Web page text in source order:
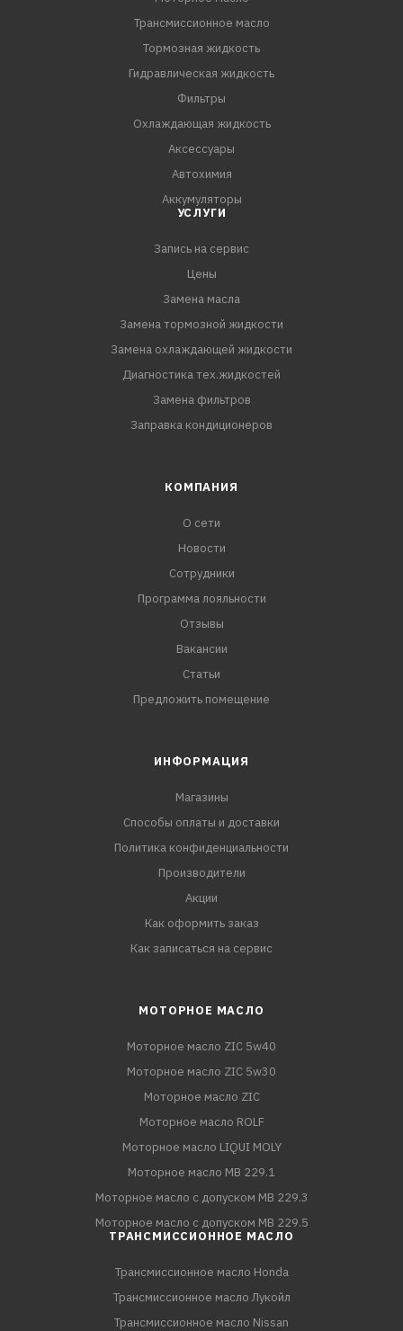
Трансмиссионное масло
Тормозная жидкость
Гидравлическая жидкость
Фильтры
Охлаждающая жидкость
Аксессуары
Автохимия
Аккумуляторы
УСЛУГИ
Запись на сервис
Цены
Замена масла
Замена тормозной жидкости
Замена охлаждающей жидкости
Диагностика тех.жидкостей
Замена фильтров
Заправка кондиционеров
КОМПАНИЯ
О сети
Новости
Сотрудники
Программа лояльности
Отзывы
Вакансии
Статьи
Предложить помещение
ИНФОРМАЦИЯ
Магазины
Способы оплаты и доставки
Политика конфиденциальности
Производители
Акции
Как оформить заказ
Как записаться на сервис
МОТОРНОЕ МАСЛО
Моторное масло ZIC 5w40
Моторное масло ZIC 5w30
Моторное масло ZIC
Моторное масло ROLF
Моторное масло LIQUI MOLY
Моторное масло MB 229.1
Моторное масло с допуском MB 229.3
Моторное масло с допуском MB 229.5
ТРАНСМИССИОННОЕ МАСЛО
Трансмиссионное масло Honda
Трансмиссионное масло Лукойл
Трансмиссионное масло Nissan